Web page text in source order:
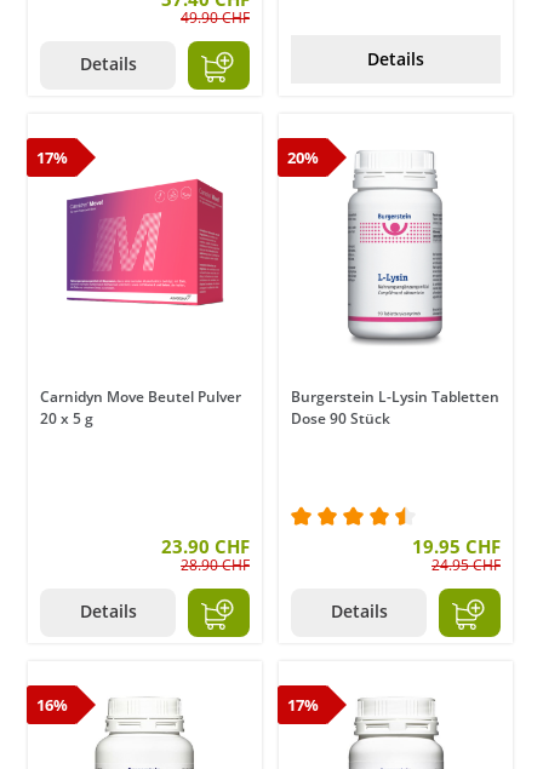
49.90 CHF
Details Details
17%
Carnidyn Move Beutel Pulver
20 x 5 g
23.90 CHF
28.90 CHF
Details
20%
Burgerstein L-Lysin Tabletten
Dose 90 Stück
Durchschnittliche
19.95 CHF
24.95 CHF
Details
16% 17%